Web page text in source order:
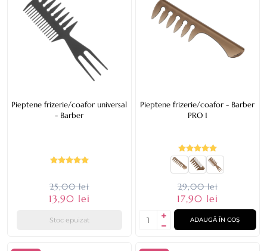
Pieptene frizerie/coafor universal
- Barber
25,00 lei
13,90 lei
Stoc epuizat
Pieptene frizerie/coafor - Barber
PRO 1
29,00 lei
17,90 lei
ADAUGĂ ÎN COȘ